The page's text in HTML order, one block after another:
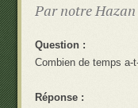
Par notre Hazan
Question :
Combien de temps a-
Réponse :